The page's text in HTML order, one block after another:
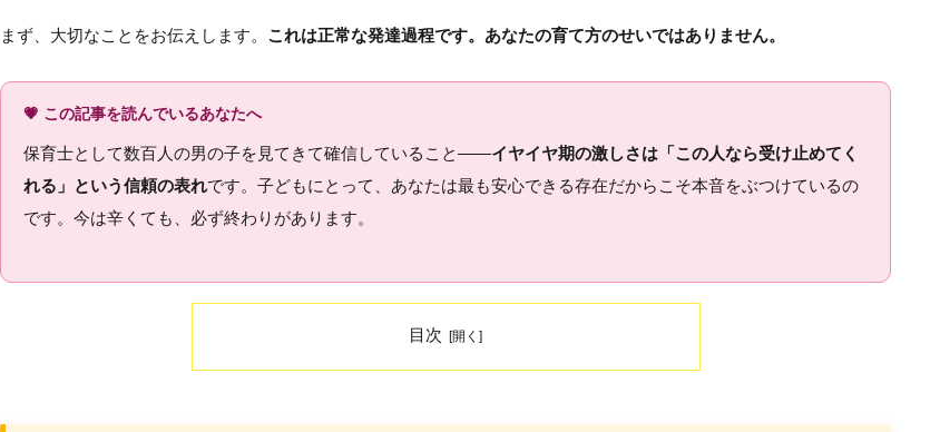
まず、大切なことをお伝えします。 これは正常な発達過程です。あなたの育て方のせいではありません。
💗 この記事を読んでいるあなたへ
保育士として数百人の男の子を見てきて確信していること——イヤイヤ期の激しさは「この人なら受け止めてく
れる」という信頼の表れです。子どもにとって、あなたは最も安心できる存在だからこそ本音をぶつけているの
です。今は辛くても、必ず終わりがあります。
目次